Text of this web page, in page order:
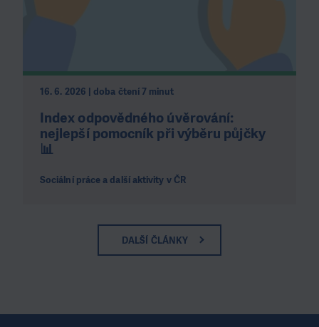
16. 6. 2026 | doba čtení 7 minut
Index odpovědného úvěrování:
nejlepší pomocník při výběru půjčky
📊
Sociální práce a další aktivity v ČR
DALŠÍ ČLÁNKY